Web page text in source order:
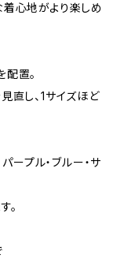
地がより楽しめ
配置。
直し、1サイズほど
プル・ブルー・サ
。